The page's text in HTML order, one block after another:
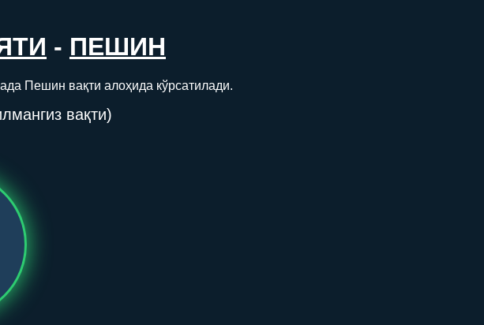
- ПЕШИН
Пешин вақти алоҳида кўрсатилади.
вақти)